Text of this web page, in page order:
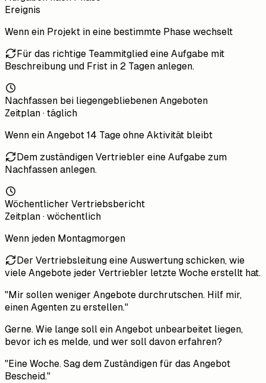
Ereignis
Wenn ein Projekt in eine bestimmte Phase wechselt
Für das richtige Teammitglied eine Aufgabe mit
Beschreibung und Frist in 2 Tagen anlegen.
Nachfassen bei liegengebliebenen Angeboten
Zeitplan · täglich
Wenn ein Angebot 14 Tage ohne Aktivität bleibt
Dem zuständigen Vertriebler eine Aufgabe zum
Nachfassen anlegen.
Wöchentlicher Vertriebsbericht
Zeitplan · wöchentlich
Wenn jeden Montagmorgen
Der Vertriebsleitung eine Auswertung schicken, wie
viele Angebote jeder Vertriebler letzte Woche erstellt hat.
"Mir sollen weniger Angebote durchrutschen. Hilf mir,
einen Agenten zu erstellen."
Gerne. Wie lange soll ein Angebot unbearbeitet liegen,
bevor ich es melde, und wer soll davon erfahren?
"Eine Woche. Sag dem Zuständigen für das Angebot
Bescheid."